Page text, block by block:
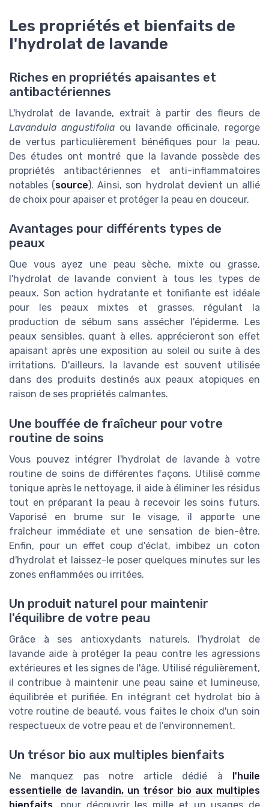
Les propriétés et bienfaits de
l'hydrolat de lavande
Riches en propriétés apaisantes et
antibactériennes
L'hydrolat de lavande, extrait à partir des fleurs de
Lavandula angustifolia ou lavande officinale, regorge
de vertus particulièrement bénéfiques pour la peau.
Des études ont montré que la lavande possède des
propriétés antibactériennes et anti-inflammatoires
notables (source). Ainsi, son hydrolat devient un allié
de choix pour apaiser et protéger la peau en douceur.
Avantages pour différents types de
peaux
Que vous ayez une peau sèche, mixte ou grasse,
l'hydrolat de lavande convient à tous les types de
peaux. Son action hydratante et tonifiante est idéale
pour les peaux mixtes et grasses, régulant la
production de sébum sans assécher l'épiderme. Les
peaux sensibles, quant à elles, apprécieront son effet
apaisant après une exposition au soleil ou suite à des
irritations. D'ailleurs, la lavande est souvent utilisée
dans des produits destinés aux peaux atopiques en
raison de ses propriétés calmantes.
Une bouffée de fraîcheur pour votre
routine de soins
Vous pouvez intégrer l'hydrolat de lavande à votre
routine de soins de différentes façons. Utilisé comme
tonique après le nettoyage, il aide à éliminer les résidus
tout en préparant la peau à recevoir les soins futurs.
Vaporisé en brume sur le visage, il apporte une
fraîcheur immédiate et une sensation de bien-être.
Enfin, pour un effet coup d'éclat, imbibez un coton
d'hydrolat et laissez-le poser quelques minutes sur les
zones enflammées ou irritées.
Un produit naturel pour maintenir
l'équilibre de votre peau
Grâce à ses antioxydants naturels, l'hydrolat de
lavande aide à protéger la peau contre les agressions
extérieures et les signes de l'âge. Utilisé régulièrement,
il contribue à maintenir une peau saine et lumineuse,
équilibrée et purifiée. En intégrant cet hydrolat bio à
votre routine de beauté, vous faites le choix d'un soin
respectueux de votre peau et de l'environnement.
Un trésor bio aux multiples bienfaits
Ne manquez pas notre article dédié à
l'huile
essentielle de lavandin, un trésor bio aux multiples